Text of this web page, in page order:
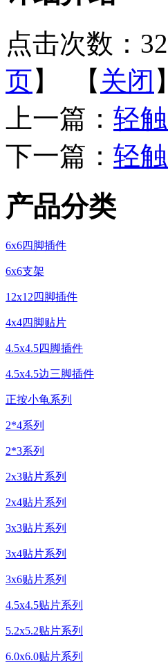
点击次数：
页】 【 关闭 】
上一篇： 轻
下一篇： 轻
产品分类
6x6四脚插件
6x6支架
12x12四脚插件
4x4四脚贴片
4.5x4.5四脚插件
4.5x4.5边三脚插件
正按小龟系列
2*4系列
2*3系列
2x3贴片系列
2x4贴片系列
3x3贴片系列
3x4贴片系列
3x6贴片系列
4.5x4.5贴片系列
5.2x5.2贴片系列
6.0x6.0贴片系列